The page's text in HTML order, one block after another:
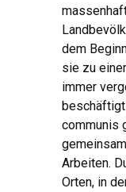
dem
sie zu
immer
communis
Arbeiten.
Orten, in